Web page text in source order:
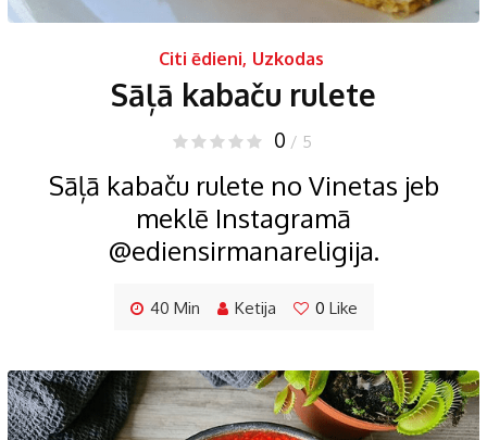
Citi ēdieni, Uzkodas
Sāļā kabaču rulete
0 / 5
Sāļā kabaču rulete no Vinetas jeb
meklē Instagramā
@ediensirmanareligija.
40 Min Ketija 0 Like